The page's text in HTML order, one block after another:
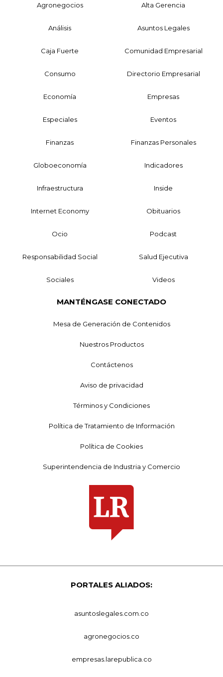
Agronegocios Alta Gerencia
Análisis Asuntos Legales
Caja Fuerte Comunidad Empresarial
Consumo Directorio Empresarial
Economía Empresas
Especiales Eventos
Finanzas Finanzas Personales
Globoeconomía Indicadores
Infraestructura Inside
Internet Economy Obituarios
Ocio Podcast
Responsabilidad Social Salud Ejecutiva
Sociales Videos
MANTÉNGASE CONECTADO
Mesa de Generación de Contenidos
Nuestros Productos
Contáctenos
Aviso de privacidad
Términos y Condiciones
Política de Tratamiento de Información
Política de Cookies
Superintendencia de Industria y Comercio
PORTALES ALIADOS:
asuntoslegales.com.co
agronegocios.co
empresas.larepublica.co